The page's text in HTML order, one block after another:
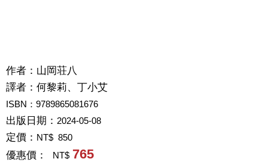
作者： 山岡荘八
譯者： 何黎莉、丁小艾
ISBN：9789865081676
出版日期： 2024-05-08
定價： NT$ 850
優惠價： NT$ 765